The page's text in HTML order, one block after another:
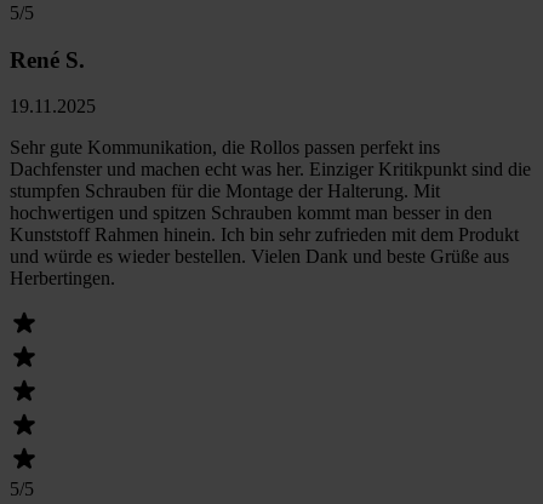
5/5
René S.
19.11.2025
Sehr gute Kommunikation, die Rollos passen perfekt ins
Dachfenster und machen echt was her. Einziger Kritikpunkt sind die
stumpfen Schrauben für die Montage der Halterung. Mit
hochwertigen und spitzen Schrauben kommt man besser in den
Kunststoff Rahmen hinein. Ich bin sehr zufrieden mit dem Produkt
und würde es wieder bestellen. Vielen Dank und beste Grüße aus
Herbertingen.
5/5